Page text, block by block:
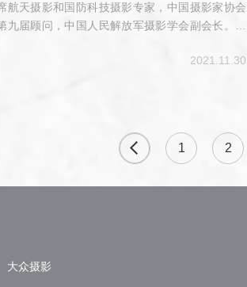
航天摄影和国防科技摄影专家，中国摄影家协会
九届顾问，中国人民解放军摄影学会副会长。曾
，在雅昌艺术中心见到了早早等着我们的张桐
2021.11.30
上一页
1 2
大众摄影